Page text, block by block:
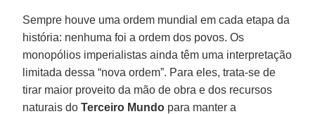
Sempre houve uma ordem mundial em cada etapa da
história: nenhuma foi a ordem dos povos. Os
monopólios imperialistas ainda têm uma interpretação
limitada dessa “nova ordem”. Para eles, trata-se de
tirar maior proveito da mão de obra e dos recursos
naturais doTerceiro Mundo para manter a